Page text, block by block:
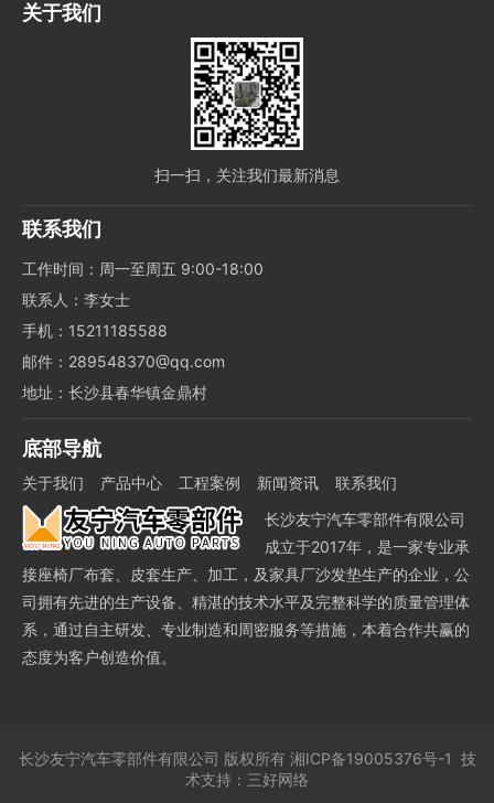
关于我们
扫一扫，关注我们最新消息
联系我们
工作时间：周一至周五 9:00-18:00
联系人：李女士
手机：15211185588
邮件：289548370@qq.com
地址：长沙县春华镇金鼎村
底部导航
关于我们 产品中心 工程案例 新闻资讯
联系我们
长沙友宁汽车零部件有限公司
成立于2017年，是一家专业承
接座椅厂布套、皮套生产、加工，及家具厂沙发垫生产的企业，公
司拥有先进的生产设备、精湛的技术水平及完整科学的质量管理体
系，通过自主研发、专业制造和周密服务等措施，本着合作共赢的
态度为客户创造价值。
长沙友宁汽车零部件有限公司 版权所有 湘ICP备19005376号-1 技
术支持： 三好网络